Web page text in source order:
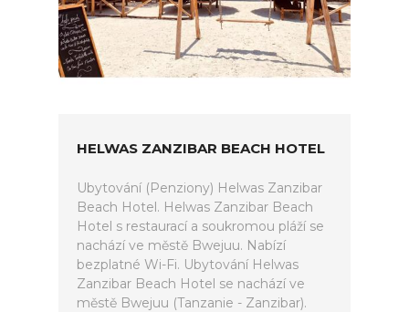
HELWAS ZANZIBAR BEACH HOTEL
Ubytování (Penziony) Helwas Zanzibar
Beach Hotel. Helwas Zanzibar Beach
Hotel s restaurací a soukromou pláží se
nachází ve městě Bwejuu. Nabízí
bezplatné Wi-Fi. Ubytování Helwas
Zanzibar Beach Hotel se nachází ve
městě Bwejuu (Tanzanie - Zanzibar).